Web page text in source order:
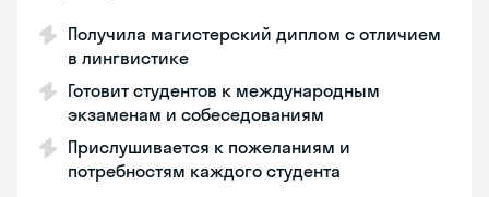
Получила магистерский диплом с отличием
в лингвистике
Готовит студентов к международным
экзаменам и собеседованиям
Прислушивается к пожеланиям и
потребностям каждого студента